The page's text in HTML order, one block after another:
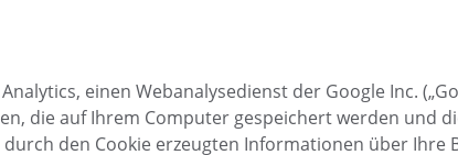
einen Webanalysedienst der Google Inc.
die auf Ihrem Computer gespeichert werden und
den Cookie erzeugten Informationen über Ihre